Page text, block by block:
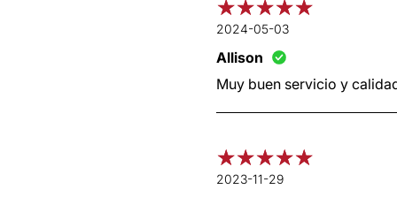
2024-05-03
Allison
Muy buen servicio y
2023-11-29